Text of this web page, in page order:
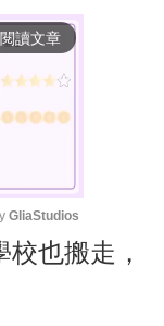
閱讀文章
M
GliaStudios
也搬走，